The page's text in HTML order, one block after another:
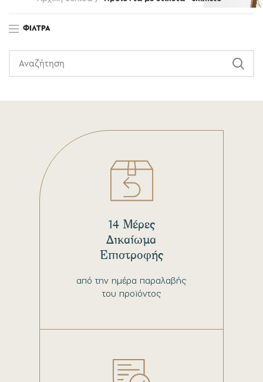
ΦΊΛΤΡΑ
από την ημέρα παραλαβής
του προϊόντος
14 Μέρες
Δικαίωμα
Επιστροφής